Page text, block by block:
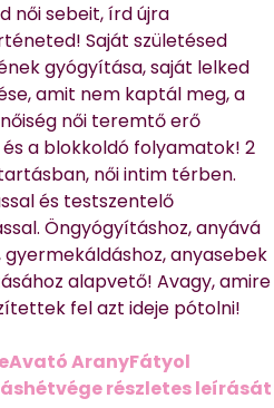
női sebeit, írd újra
Saját születésed
gyógyítása, saját lelked
amit nem kaptál meg, a
női teremtő erő
a blokkoldó folyamatok! 2
női intim térben.
és testszentelő
Öngyógyításhoz, anyává
gyermekáldáshoz, anyasebek
alapvető! Avagy, amire
fel azt ideje pótolni!
AranyFátyol
részletes leírását